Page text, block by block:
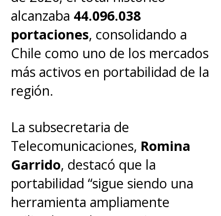
alcanzaba 44.096.038
portaciones, consolidando a
Chile como uno de los mercados
más activos en portabilidad de la
región.
La subsecretaria de
Telecomunicaciones, Romina
Garrido, destacó que la
portabilidad “sigue siendo una
herramienta ampliamente